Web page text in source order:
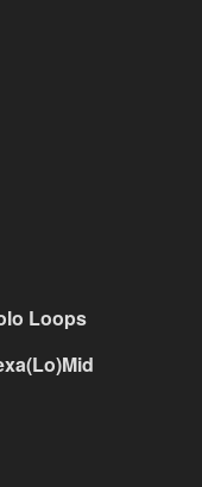
Loops